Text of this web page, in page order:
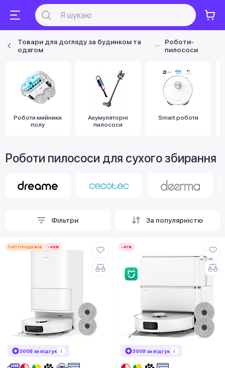
Товари для догляду за будинком та
одягом
Роботи-
пилососи
Роботи мийники
полу
Акумуляторні
пилососи
Smart роботи
Роботи пилососи для сухого збирання
Фільтри За популярністю
ТОП ПРОДАЖІВ -49%
300₴ за відгук
-41%
300₴ за відгук